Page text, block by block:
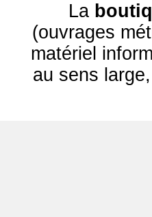
La
(ouvrages
matériel
au sens